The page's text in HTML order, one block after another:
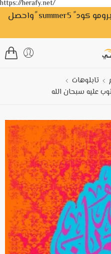
https://herafy.net/
بمناسبة فصل الصيف استخدم برومو كود ً summer5 ًواحصل
تابلوهات
عليه سبحان الله